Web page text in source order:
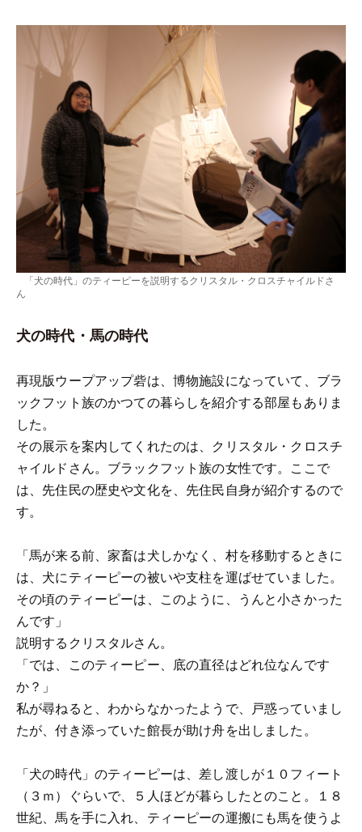
「犬の時代」のティーピーを説明するクリスタル・クロスチャイルドさ
ん
犬の時代・馬の時代
再現版ウープアップ砦は、博物施設になっていて、ブラ
ックフット族のかつての暮らしを紹介する部屋もありま
した。
その展示を案内してくれたのは、クリスタル・クロスチ
ャイルドさん。ブラックフット族の女性です。ここで
は、先住民の歴史や文化を、先住民自身が紹介するので
す。
「馬が来る前、家畜は犬しかなく、村を移動するときに
は、犬にティーピーの被いや支柱を運ばせていました。
その頃のティーピーは、このように、うんと小さかった
んです」
説明するクリスタルさん。
「では、このティーピー、底の直径はどれ位なんです
か？」
私が尋ねると、わからなかったようで、戸惑っていまし
たが、付き添っていた館長が助け舟を出しました。
「犬の時代」のティーピーは、差し渡しが１０フィート
（３ｍ）ぐらいで、５人ほどが暮らしたとのこと。１８
世紀、馬を手に入れ、ティーピーの運搬にも馬を使うよ